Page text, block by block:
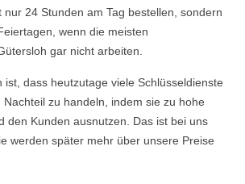
nur 24 Stunden am Tag bestellen, sondern
wenn die meisten
gar nicht arbeiten.
ist, dass heutzutage viele Schlüsseldienste
zu handeln, indem sie zu hohe
den Kunden ausnutzen. Das ist bei uns
werden später mehr über unsere Preise